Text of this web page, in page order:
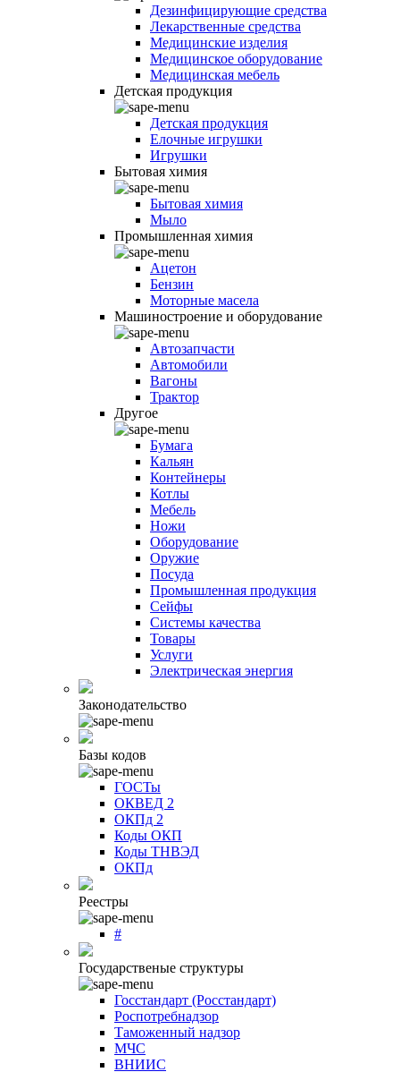
Дезинфицирующие средства
Лекарственные средства
Медицинские изделия
Медицинское оборудование
Медицинская мебель
Детская продукция
Детская продукция
Елочные игрушки
Игрушки
Бытовая химия
Бытовая химия
Мыло
Промышленная химия
Ацетон
Бензин
Моторные масела
Машиностроение и оборудование
Автозапчасти
Автомобили
Вагоны
Трактор
Другое
Бумага
Кальян
Контейнеры
Котлы
Мебель
Ножи
Оборудование
Оружие
Посуда
Промышленная продукция
Сейфы
Системы качества
Товары
Услуги
Электрическая энергия
Законодательство
Базы кодов
ГОСТы
ОКВЕД 2
ОКПд 2
Коды ОКП
Коды ТНВЭД
ОКПд
Реестры
#
Государственые структуры
Госстандарт (Росстандарт)
Роспотребнадзор
Таможенный надзор
МЧС
ВНИИС